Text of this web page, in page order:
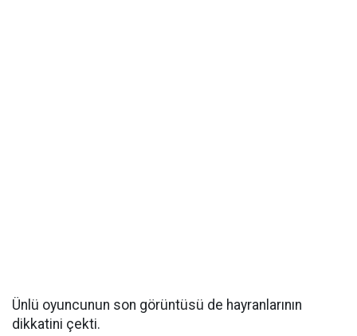
Ünlü oyuncunun son görüntüsü de hayranlarının
dikkatini çekti.